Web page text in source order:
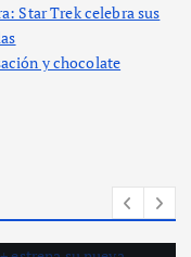
Star Trek celebra sus
y chocolate